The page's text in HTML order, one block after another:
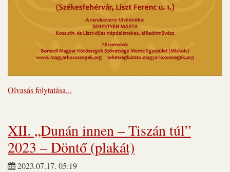
Olvasás folytatása...
XII. „Dunán innen – Tiszán túl”
2023 – Döntő (plakát)
2023.07.17. 05:19